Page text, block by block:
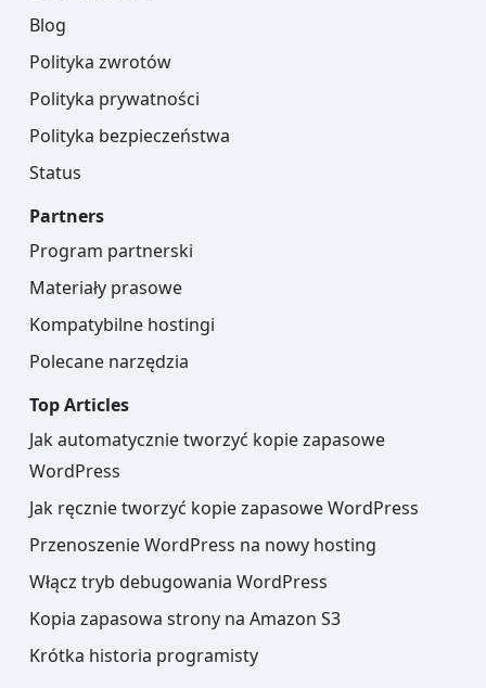
Blog
Polityka zwrotów
Polityka prywatności
Polityka bezpieczeństwa
Status
Partners
Program partnerski
Materiały prasowe
Kompatybilne hostingi
Polecane narzędzia
Top Articles
Jak automatycznie tworzyć kopie zapasowe
WordPress
Jak ręcznie tworzyć kopie zapasowe WordPress
Przenoszenie WordPress na nowy hosting
Włącz tryb debugowania WordPress
Kopia zapasowa strony na Amazon S3
Krótka historia programisty